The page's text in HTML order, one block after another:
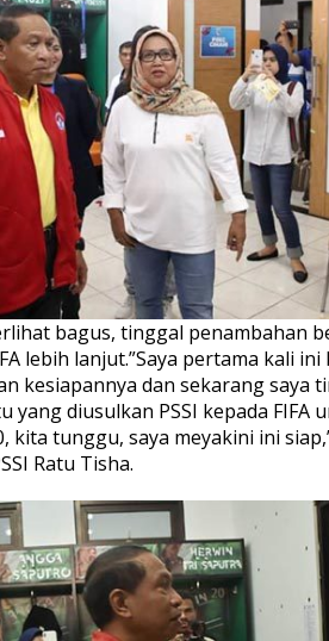
bagus, tinggal penambahan
lebih lanjut.”Saya pertama kali
kesiapannya dan sekarang saya
yang diusulkan PSSI kepada FIFA
kita tunggu, saya meyakini ini
Ratu Tisha.